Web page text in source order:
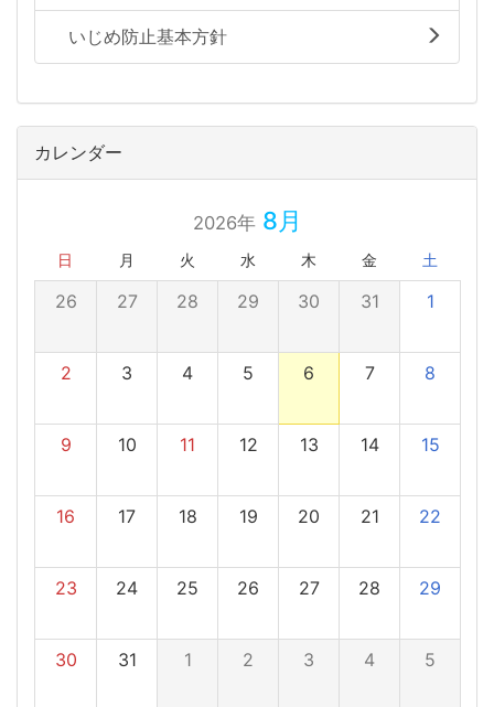
いじめ防止基本方針
カレンダー
2026年8月
日 月 火 水 木 金 土
26 27 28 29 30 31 1
2 3 4 5 6 7 8
9 10 11 12 13 14 15
16 17 18 19 20 21 22
23 24 25 26 27 28 29
30 31 1 2 3 4 5